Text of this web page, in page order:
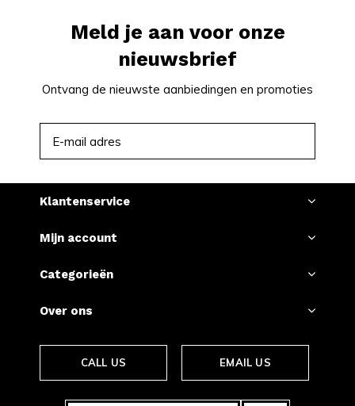
Meld je aan voor onze
nieuwsbrief
Ontvang de nieuwste aanbiedingen en promoties
Klantenservice
Mijn account
Categorieën
Over ons
CALL US EMAIL US